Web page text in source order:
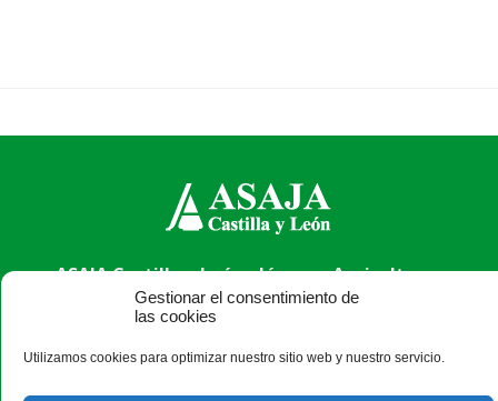
Gestionar el consentimiento de
las cookies
Utilizamos cookies para optimizar nuestro sitio web y nuestro servicio.
ASAJA Castilla y León - Jóvenes Agricultores
Calle Monasterio de Santa Isabel, nº 6 (bajo). CP 47015
Valladolid - España · Tel.: +34 983 472 350 ·
info@asajacyl.com